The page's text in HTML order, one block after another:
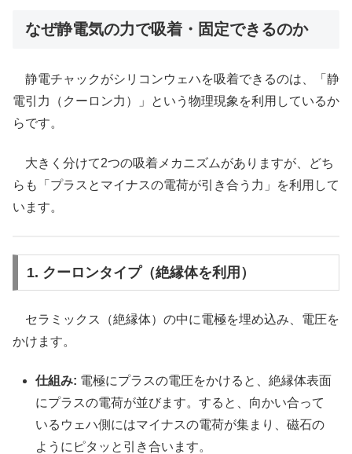
なぜ静電気の力で吸着・固定できるのか
静電チャックがシリコンウェハを吸着できるのは、「静
電引力（クーロン力）」という物理現象を利用しているか
らです。
大きく分けて2つの吸着メカニズムがありますが、どち
らも「プラスとマイナスの電荷が引き合う力」を利用して
います。
1. クーロンタイプ（絶縁体を利用）
セラミックス（絶縁体）の中に電極を埋め込み、電圧を
かけます。
仕組み: 電極にプラスの電圧をかけると、絶縁体表面
にプラスの電荷が並びます。すると、向かい合って
いるウェハ側にはマイナスの電荷が集まり、磁石の
ようにピタッと引き合います。